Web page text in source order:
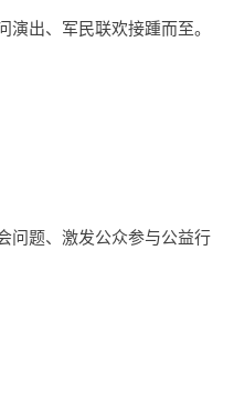
出、军民联欢接踵而至。
问题、激发公众参与公益行